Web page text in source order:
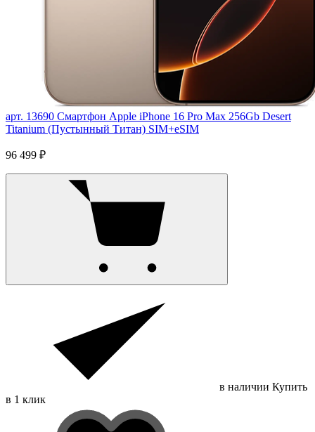
арт. 13690 Смартфон Apple iPhone 16 Pro Max 256Gb Desert
Titanium (Пустынный Титан) SIM+eSIM
96 499 ₽
в наличии Купить
в 1 клик